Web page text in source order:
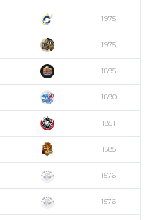
1975
1975
1895
1890
1851
1585
1576
1576